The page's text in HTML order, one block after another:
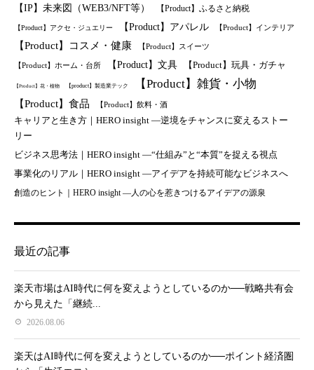
【IP】未来図（WEB3/NFT等） 【Product】ふるさと納税
【Product】アクセ・ジュエリー 【Product】アパレル 【Product】インテリア
【Product】コスメ・健康 【Product】スイーツ
【Product】ホーム・台所 【Product】文具 【Product】玩具・ガチャ
【Product】花・植物 【product】製造業テック 【Product】雑貨・小物
【Product】食品 【Product】飲料・酒
キャリアと生き方｜HERO insight —逆境をチャンスに変えるストー
リー
ビジネス思考法｜HERO insight —“仕組み”と“本質”を捉える視点
事業化のリアル｜HERO insight —アイデアを持続可能なビジネスへ
創造のヒント｜HERO insight —人の心を惹きつけるアイデアの源泉
最近の記事
楽天市場はAI時代に何を変えようとしているのか──戦略共有会
から見えた「継続...
2026.08.06
楽天はAI時代に何を変えようとしているのか──ポイント経済圏